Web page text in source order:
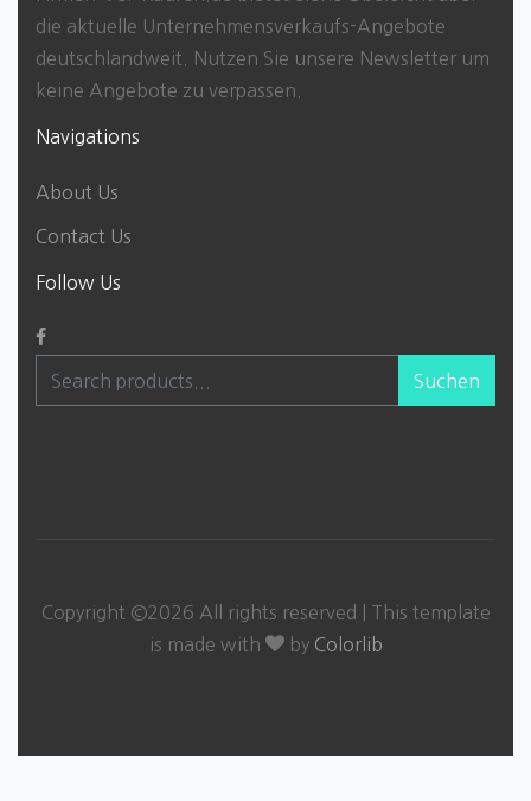
die aktuelle Unternehmensverkaufs-Angebote
deutschlandweit. Nutzen Sie unsere Newsletter um
keine Angebote zu verpassen.
Navigations
About Us
Contact Us
Follow Us
Suchen
Copyright ©2026 All rights reserved | This template
is made with
by Colorlib